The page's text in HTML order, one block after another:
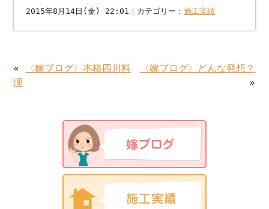
2015年8月14日(金) 22:01｜カテゴリー：施工実績
«
〈嫁ブログ〉本格四川料
理
〈嫁ブログ〉どんな発想？
»